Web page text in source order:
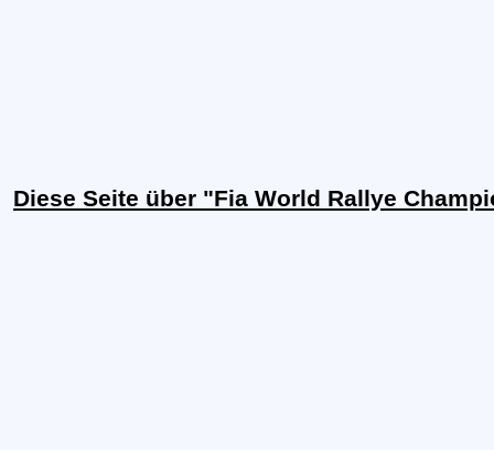
Diese Seite über "Fia World Rallye